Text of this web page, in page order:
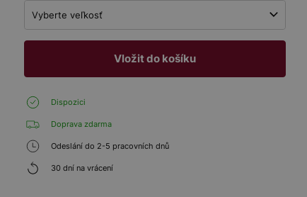
Vyberte veľkosť
Vložit do košíku
Dispozici
Doprava zdarma
Odeslání do 2-5 pracovních dnů
30 dní na vrácení